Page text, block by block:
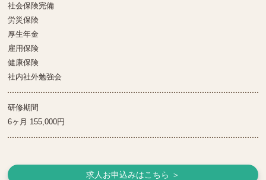
社会保険完備
労災保険
厚生年金
雇用保険
健康保険
社内社外勉強会
研修期間
6ヶ月 155,000円
求人お申込みはこちら ＞